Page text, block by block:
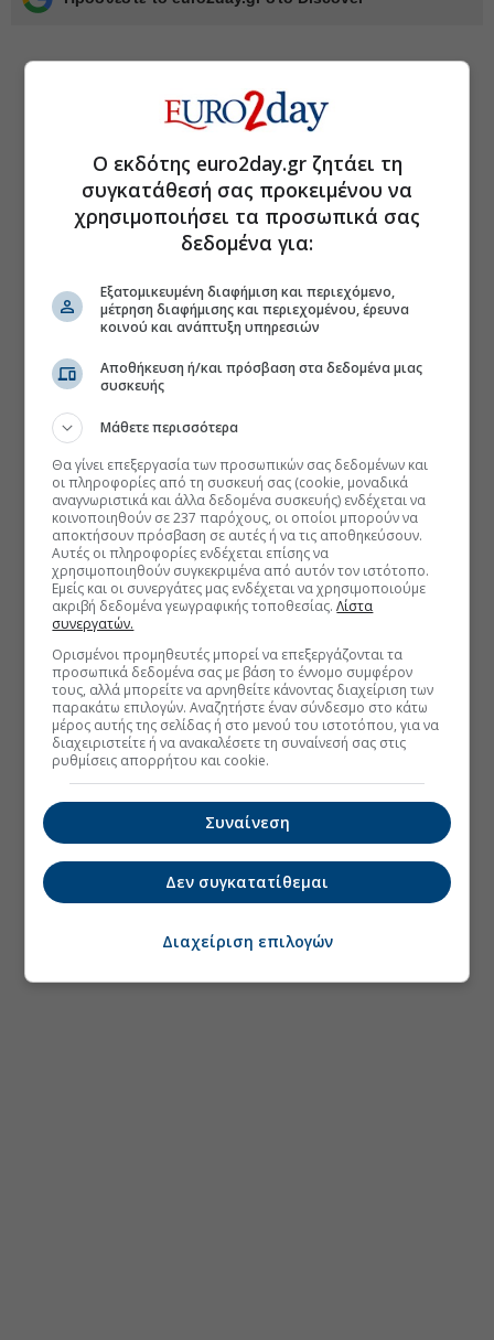
Ο εκδότης euro2day.gr ζητάει τη
συγκατάθεσή σας προκειμένου να
χρησιμοποιήσει τα προσωπικά σας
δεδομένα για:
Εξατομικευμένη διαφήμιση και περιεχόμενο,
μέτρηση διαφήμισης και περιεχομένου, έρευνα
κοινού και ανάπτυξη υπηρεσιών
Αποθήκευση ή/και πρόσβαση στα δεδομένα μιας
συσκευής
Μάθετε περισσότερα
Θα γίνει επεξεργασία των προσωπικών σας δεδομένων και
οι πληροφορίες από τη συσκευή σας (cookie, μοναδικά
αναγνωριστικά και άλλα δεδομένα συσκευής) ενδέχεται να
κοινοποιηθούν σε 237 παρόχους, οι οποίοι μπορούν να
αποκτήσουν πρόσβαση σε αυτές ή να τις αποθηκεύσουν.
Αυτές οι πληροφορίες ενδέχεται επίσης να
χρησιμοποιηθούν συγκεκριμένα από αυτόν τον ιστότοπο.
Εμείς και οι συνεργάτες μας ενδέχεται να χρησιμοποιούμε
ακριβή δεδομένα γεωγραφικής τοποθεσίας.Λίστα
συνεργατών.
Ορισμένοι προμηθευτές μπορεί να επεξεργάζονται τα
προσωπικά δεδομένα σας με βάση το έννομο συμφέρον
τους, αλλά μπορείτε να αρνηθείτε κάνοντας διαχείριση των
παρακάτω επιλογών. Αναζητήστε έναν σύνδεσμο στο κάτω
μέρος αυτής της σελίδας ή στο μενού του ιστοτόπου, για να
διαχειριστείτε ή να ανακαλέσετε τη συναίνεσή σας στις
ρυθμίσεις απορρήτου και cookie.
Συναίνεση
Δεν συγκατατίθεμαι
Διαχείριση επιλογών